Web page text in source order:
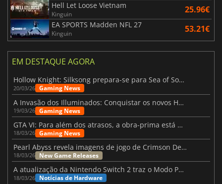
Hell Let Loose Vietnam
Kinguin 25.96€
EA SPORTS Madden NFL 27
Kinguin 53.21€
EM DESTAQUE AGORA
Hollow Knight: Silksong prepara-se para Sea of Sorrow com um patch
20/03/26 Gaming News
A Invasão dos Illuminados: Conquistar os novos Helldivers 2 Atualização!
19/03/26 Gaming News
GTA VI: Para além dos atrasos, a obra-prima está quase a chegar
18/03/26 Gaming News
Pearl Abyss revela imagens de jogo de Crimson Desert para a PS5
18/03/26 New Game Releases
A atualização da Nintendo Switch 2 traz o Modo Portátil aos jogos mais antigos da Switch
18/03/26 Notícias de Hardware